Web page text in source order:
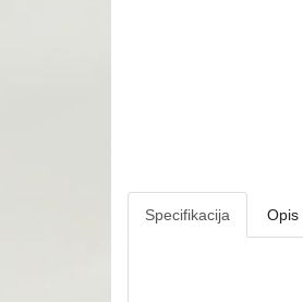
Specifikacija Opis